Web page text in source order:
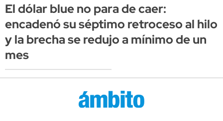
El dólar blue no para de caer:
encadenó su séptimo retroceso al hilo
y la brecha se redujo a mínimo de un
mes